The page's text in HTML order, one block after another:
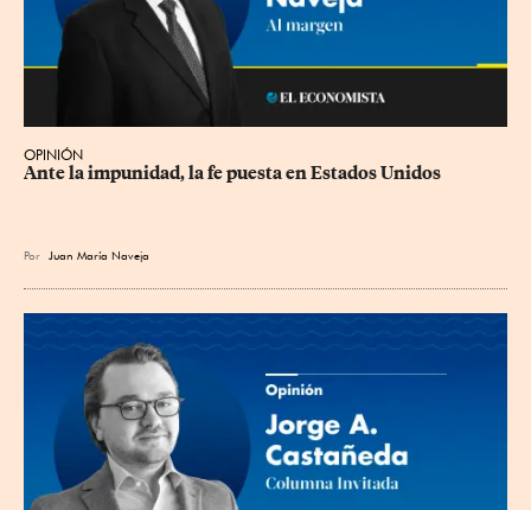
OPINIÓN
Ante la impunidad, la fe puesta en Estados Unidos
Por Juan María Naveja